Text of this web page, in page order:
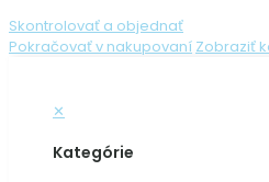
Skontrolovať a objednať
Pokračovať v nakupovaní Zobraziť
✕
Kategórie